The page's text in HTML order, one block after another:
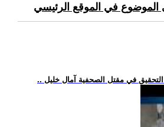
الموضوع في الموقع الرئيسي
التحقيق في مقتل الصحفية آمال خليل